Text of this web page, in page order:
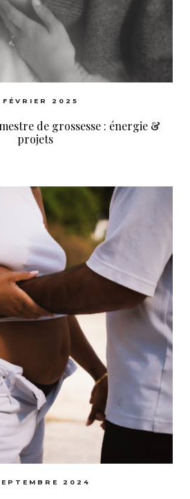
FÉVRIER 2025
de grossesse : énergie &
projets
2024